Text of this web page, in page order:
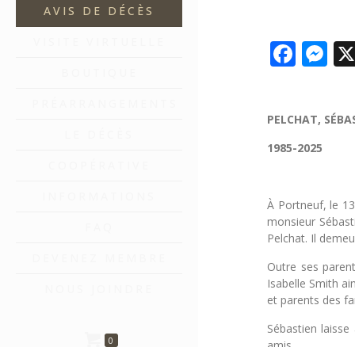
AVIS DE DÉCÈS
0
PELCHAT,
1985-2025
À Portneuf, le
monsieur
Pelchat. Il
Outre ses
Isabelle Smith
et parents des
Sébastien